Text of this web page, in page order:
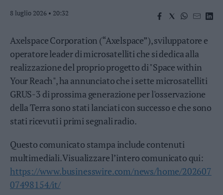
Video
Wire
Territori
Trento
Rovereto
Pergine
Arco
Sarca
–
Ledro
Lavis
8 luglio 2026 • 20:32
Axelspace Corporation (“Axelspace”), sviluppatore e
operatore leader di microsatelliti che si dedica alla
realizzazione del proprio progetto di "Space within
Your Reach", ha annunciato che i sette microsatelliti
GRUS-3 di prossima generazione per l'osservazione
della Terra sono stati lanciati con successo e che sono
stati ricevuti i primi segnali radio.
Questo comunicato stampa include contenuti
multimediali. Visualizzare l’intero comunicato qui:
https://www.businesswire.com/news/home/202607
07498154/it/